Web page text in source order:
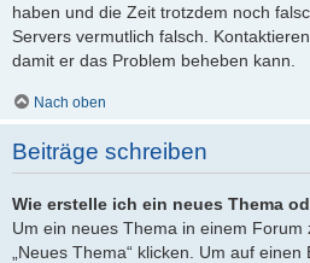
haben und die Zeit trotzdem noch
Servers vermutlich falsch.
damit er das Problem beheben kann.
Nach oben
Beiträge schreiben
Wie erstelle ich ein neues Thema
Um ein neues Thema in einem
„Neues Thema“ klicken. Um auf einen